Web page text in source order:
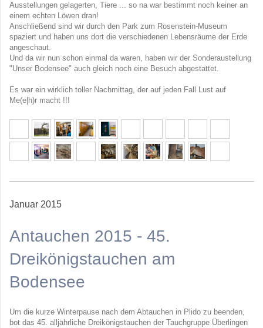
Ausstellungen gelagerten, Tiere ... so na war bestimmt noch keiner an
einem echten Löwen dran!
Anschließend sind wir durch den Park zum Rosenstein-Museum
spaziert und haben uns dort die verschiedenen Lebensräume der Erde
angeschaut.
Und da wir nun schon einmal da waren, haben wir der Sonderaustellung
"Unser Bodensee" auch gleich noch eine Besuch abgestattet.
Es war ein wirklich toller Nachmittag, der auf jeden Fall Lust auf
Me(e|h)r macht !!!
Januar 2015
Antauchen 2015 - 45.
Dreikönigstauchen am
Bodensee
Um die kurze Winterpause nach dem Abtauchen in Plido zu beenden,
bot das 45. alljährliche Dreikönigstauchen der Tauchgruppe Überlingen